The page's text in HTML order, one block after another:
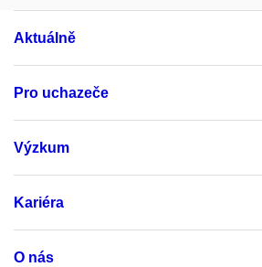
Aktuálně
Pro uchazeče
Výzkum
Kariéra
O nás